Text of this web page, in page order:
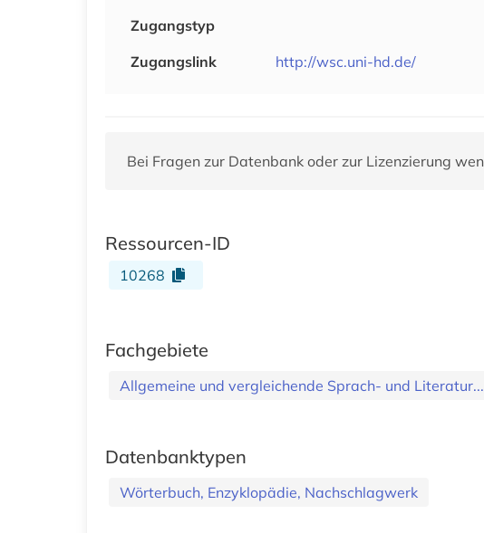
Zugangstyp
Zugangslink
http://wsc.uni-hd.de/
Bei Fragen zur Datenbank oder zur Lizenzierung
Ressourcen-ID
10268
Fachgebiete
Allgemeine und vergleichende Sprach- und Literatur...
Datenbanktypen
Wörterbuch, Enzyklopädie, Nachschlagwerk